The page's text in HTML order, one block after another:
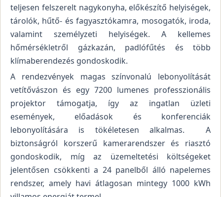
teljesen felszerelt nagykonyha, előkészítő helyiségek,
tárolók, hűtő- és fagyasztókamra, mosogatók, iroda,
valamint személyzeti helyiségek. A kellemes
hőmérsékletről gázkazán, padlófűtés és több
klímaberendezés gondoskodik.
A rendezvények magas színvonalú lebonyolítását
vetítővászon és egy 7200 lumenes professzionális
projektor támogatja, így az ingatlan üzleti
események, előadások és konferenciák
lebonyolítására is tökéletesen alkalmas. A
biztonságról korszerű kamerarendszer és riasztó
gondoskodik, míg az üzemeltetési költségeket
jelentősen csökkenti a 24 panelből álló napelemes
rendszer, amely havi átlagosan mintegy 1000 kWh